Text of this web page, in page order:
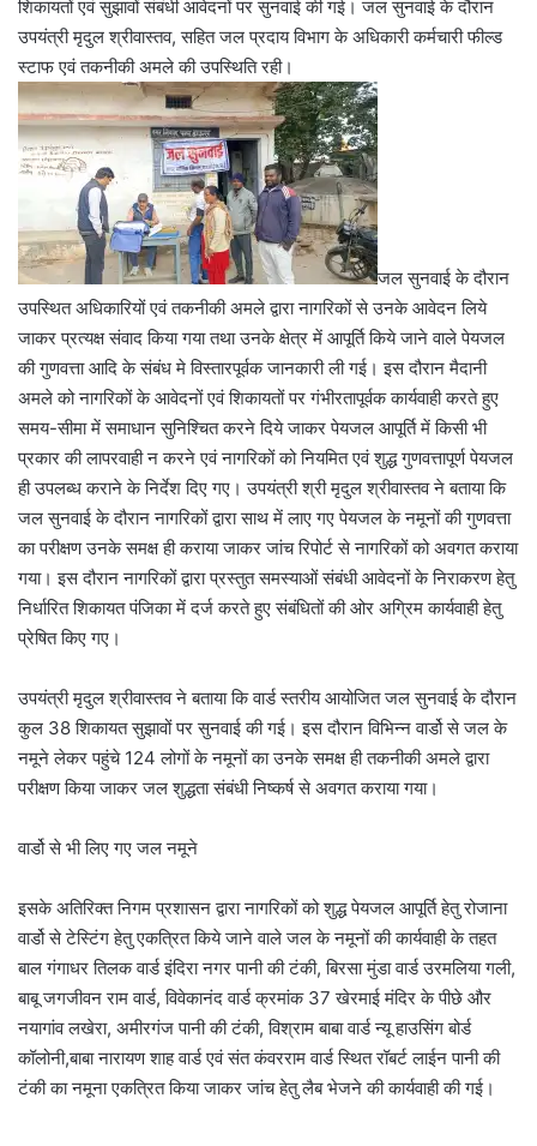
शिकायतों एवं सुझावों संबंधी आवेदनों पर सुनवाई की गई। जल सुनवाई के दौरान
उपयंत्री मृदुल श्रीवास्तव, सहित जल प्रदाय विभाग के अधिकारी कर्मचारी फील्ड
स्टाफ एवं तकनीकी अमले की उपस्थिति रही।
जल सुनवाई के दौरान
उपस्थित अधिकारियों एवं तकनीकी अमले द्वारा नागरिकों से उनके आवेदन लिये
जाकर प्रत्यक्ष संवाद किया गया तथा उनके क्षेत्र में आपूर्ति किये जाने वाले पेयजल
की गुणवत्ता आदि के संबंध मे विस्तारपूर्वक जानकारी ली गई। इस दौरान मैदानी
अमले को नागरिकों के आवेदनों एवं शिकायतों पर गंभीरतापूर्वक कार्यवाही करते हुए
समय-सीमा में समाधान सुनिश्चित करने दिये जाकर पेयजल आपूर्ति में किसी भी
प्रकार की लापरवाही न करने एवं नागरिकों को नियमित एवं शुद्ध गुणवत्तापूर्ण पेयजल
ही उपलब्ध कराने के निर्देश दिए गए। उपयंत्री श्री मृदुल श्रीवास्तव ने बताया कि
जल सुनवाई के दौरान नागरिकों द्वारा साथ में लाए गए पेयजल के नमूनों की गुणवत्ता
का परीक्षण उनके समक्ष ही कराया जाकर जांच रिपोर्ट से नागरिकों को अवगत कराया
गया। इस दौरान नागरिकों द्वारा प्रस्तुत समस्याओं संबंधी आवेदनों के निराकरण हेतु
निर्धारित शिकायत पंजिका में दर्ज करते हुए संबंधितों की ओर अग्रिम कार्यवाही हेतु
प्रेषित किए गए।
उपयंत्री मृदुल श्रीवास्तव ने बताया कि वार्ड स्तरीय आयोजित जल सुनवाई के दौरान
कुल 38 शिकायत सुझावों पर सुनवाई की गई। इस दौरान विभिन्न वार्डो से जल के
नमूने लेकर पहुंचे 124 लोगों के नमूनों का उनके समक्ष ही तकनीकी अमले द्वारा
परीक्षण किया जाकर जल शुद्धता संबंधी निष्कर्ष से अवगत कराया गया।
वार्डो से भी लिए गए जल नमूने
इसके अतिरिक्त निगम प्रशासन द्वारा नागरिकों को शुद्ध पेयजल आपूर्ति हेतु रोजाना
वार्डो से टेस्टिंग हेतु एकत्रित किये जाने वाले जल के नमूनों की कार्यवाही के तहत
बाल गंगाधर तिलक वार्ड इंदिरा नगर पानी की टंकी, बिरसा मुंडा वार्ड उरमलिया गली,
बाबू जगजीवन राम वार्ड, विवेकानंद वार्ड क्रमांक 37 खेरमाई मंदिर के पीछे और
नयागांव लखेरा, अमीरगंज पानी की टंकी, विश्राम बाबा वार्ड न्यू हाउसिंग बोर्ड
कॉलोनी,बाबा नारायण शाह वार्ड एवं संत कंवरराम वार्ड स्थित रॉबर्ट लाईन पानी की
टंकी का नमूना एकत्रित किया जाकर जांच हेतु लैब भेजने की कार्यवाही की गई।